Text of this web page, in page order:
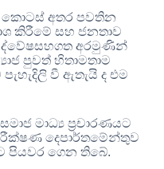
කොටස් අතර පවතින
කිරීමේ සහ ජනතාව
අරමුණින්
පුවත් හිතාමතාම
වී ඇතැයි ද එම
මාධ්‍ය ප්‍රචාරණයට
දෙපාර්තමේන්තුව
පියවර ගෙන තිබේ.